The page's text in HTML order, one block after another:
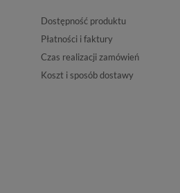
Dostępność produktu
Płatności i faktury
Czas realizacji zamówień
Koszt i sposób dostawy